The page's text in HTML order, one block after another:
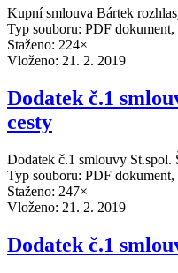
Kupní smlouva Bártek
Typ souboru: PDF
Staženo: 224×
Vloženo: 21. 2. 2019
Dodatek č.1
cesty
Dodatek č.1 smlouvy St.spol.
Typ souboru: PDF
Staženo: 247×
Vloženo: 21. 2. 2019
Dodatek č.1